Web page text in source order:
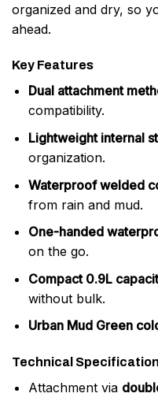
organized and dry, so
ahead.
Key Features
Dual attachment
compatibility.
Lightweight internal
organization.
Waterproof welded
from rain and mud.
One-handed
on the go.
Compact 0.9L
without bulk.
Urban Mud Green
Technical
Attachment via